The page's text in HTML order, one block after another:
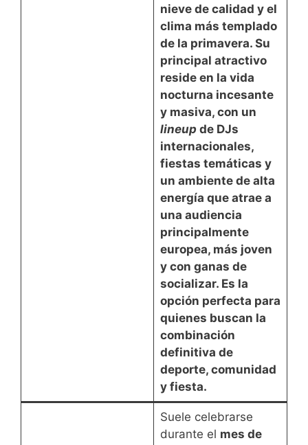
nieve de calidad y el
clima más templado
de la primavera. Su
principal atractivo
reside en la vida
nocturna incesante
y masiva, con un
lineup de DJs
internacionales,
fiestas temáticas y
un ambiente de alta
energía que atrae a
una audiencia
principalmente
europea, más joven
y con ganas de
socializar. Es la
opción perfecta para
quienes buscan la
combinación
definitiva de
deporte, comunidad
y fiesta.
Suele celebrarse
durante el mes de